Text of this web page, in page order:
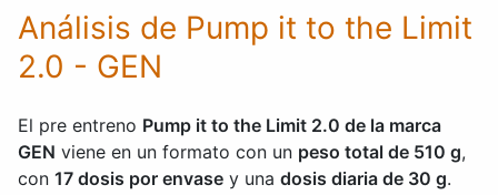
Análisis de Pump it to the Limit
2.0 - GEN
El pre entreno Pump it to the Limit 2.0 de la marca
GEN viene en un formato con un peso total de 510 g,
con 17 dosis por envase y una dosis diaria de 30 g.